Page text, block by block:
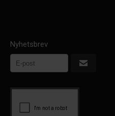
Nyhetsbrev